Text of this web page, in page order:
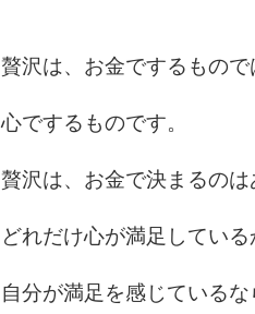
贅沢は、お金でするもので
心でするものです。
贅沢は、お金で決まるのは
どれだけ心が満足している
自分が満足を感じているな